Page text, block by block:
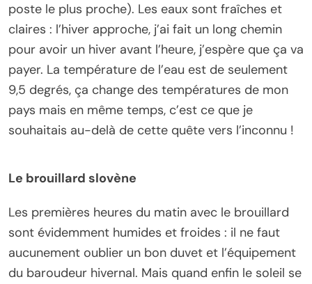
poste le plus proche). Les eaux sont fraîches et
claires : l’hiver approche, j’ai fait un long chemin
pour avoir un hiver avant l’heure, j’espère que ça va
payer. La température de l’eau est de seulement
9,5 degrés, ça change des températures de mon
pays mais en même temps, c’est ce que je
souhaitais au-delà de cette quête vers l’inconnu !
Le brouillard slovène
Les premières heures du matin avec le brouillard
sont évidemment humides et froides : il ne faut
aucunement oublier un bon duvet et l’équipement
du baroudeur hivernal. Mais quand enfin le soleil se